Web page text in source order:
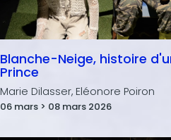
Blanche-Neige, histoire
Prince
Marie Dilasser, Eléonore Poiron
06 mars > 08 mars 2026